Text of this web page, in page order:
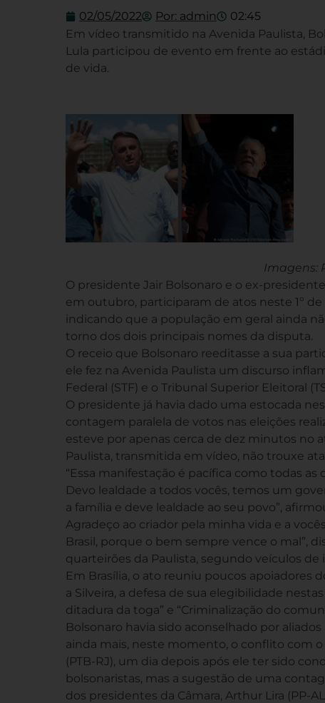
02/05/2022 Por: admin
02:45
Em vídeo transmitido na Avenida Paulista,
Lula participou de evento em frente ao
de vida.
Imagens:
O presidente Jair Bolsonaro e o ex-
em outubro, participaram de atos neste 1º
indicando que a população em geral ainda
torno dos dois principais nomes da disputa.
O receio que Bolsonaro reeditasse a sua
ele fez na Avenida Paulista um discurso
Federal (STF) e o Tribunal Superior Eleitoral
O presidente já havia dado uma estocada
contagem paralela de votos nas eleições
esteve por apenas cerca de dez minutos no
Paulista, transmitida em vídeo, não trouxe
“Essa manifestação é pacífica como todas
Devo lealdade a todos vocês, temos um
a família e deve lealdade ao seu povo”,
Agradeço ao criador pela minha vida e a
Brasil, porque o bem sempre vence o mal”,
quarteirões da Paulista, segundo veículos de
Em Brasília, o ato reuniu poucos
a Silveira, a defesa de sua elegibilidade
ditadura da toga” e “Criminalização do
Bolsonaro havia sido aconselhado por
ainda mais, neste momento, o conflito com
(PTB-RJ), um dia depois após ele ter sido
bolsonaristas, mas a sugestão de uma
dos presidentes da Câmara, Arthur Lira (PP-